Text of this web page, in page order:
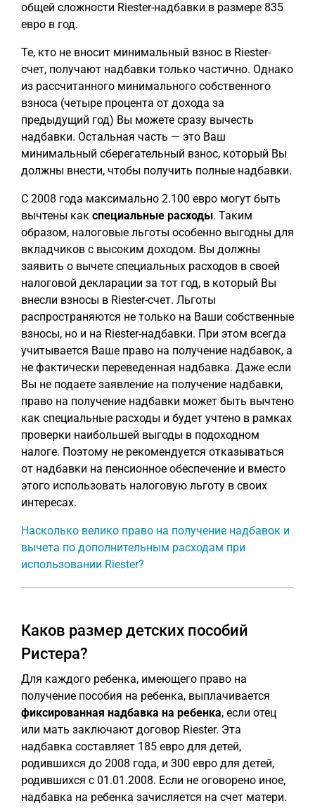
общей сложности Riester-надбавки в размере 835
евро в год.
Те, кто не вносит минимальный взнос в Riester-
счет, получают надбавки только частично. Однако
из рассчитанного минимального собственного
взноса (четыре процента от дохода за
предыдущий год) Вы можете сразу вычесть
надбавки. Остальная часть — это Ваш
минимальный сберегательный взнос, который Вы
должны внести, чтобы получить полные надбавки.
С 2008 года максимально 2.100 евро могут быть
вычтены как специальные расходы. Таким
образом, налоговые льготы особенно выгодны для
вкладчиков с высоким доходом. Вы должны
заявить о вычете специальных расходов в своей
налоговой декларации за тот год, в который Вы
внесли взносы в Riester-счет. Льготы
распространяются не только на Ваши собственные
взносы, но и на Riester-надбавки. При этом всегда
учитывается Ваше право на получение надбавок, а
не фактически переведенная надбавка. Даже если
Вы не подаете заявление на получение надбавки,
право на получение надбавки может быть вычтено
как специальные расходы и будет учтено в рамках
проверки наибольшей выгоды в подоходном
налоге. Поэтому не рекомендуется отказываться
от надбавки на пенсионное обеспечение и вместо
этого использовать налоговую льготу в своих
интересах.
Насколько велико право на получение надбавок и
вычета по дополнительным расходам при
использовании Riester?
Каков размер детских пособий
Ристера?
Для каждого ребенка, имеющего право на
получение пособия на ребенка, выплачивается
фиксированная надбавка на ребенка, если отец
или мать заключают договор Riester. Эта
надбавка составляет 185 евро для детей,
родившихся до 2008 года, и 300 евро для детей,
родившихся с 01.01.2008. Если не оговорено иное,
надбавка на ребенка зачисляется на счет матери.